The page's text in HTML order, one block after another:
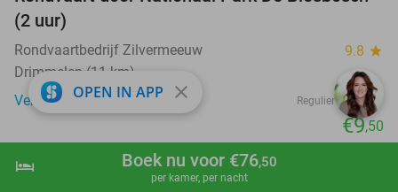
shopping_cart Boek nu
hotel Boek nu voor €76,50
per kamer, per nacht
(2 uur)
Rondvaartbedrijf Zilvermeeuw 9.8 star
Drimmelen (11 km)
Verkocht: 2.745
Regulier €12
€9,50
OPEN IN APP close